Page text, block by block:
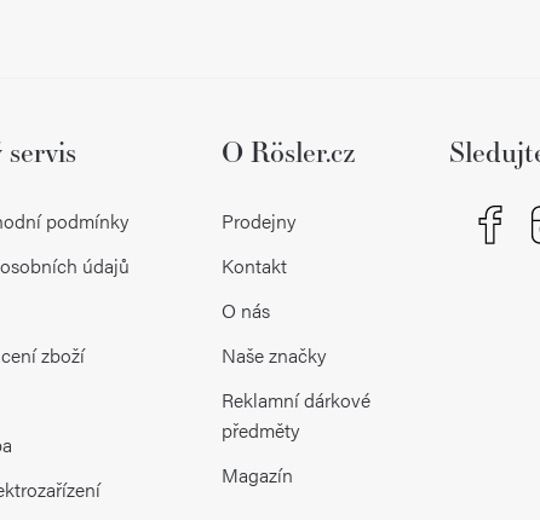
ý
i
s
u
podmínky
údajů
zboží
O Rösler.cz
Prodejny
Kontakt
O nás
Naše značky
Reklamní dárkové
předměty
Magazín